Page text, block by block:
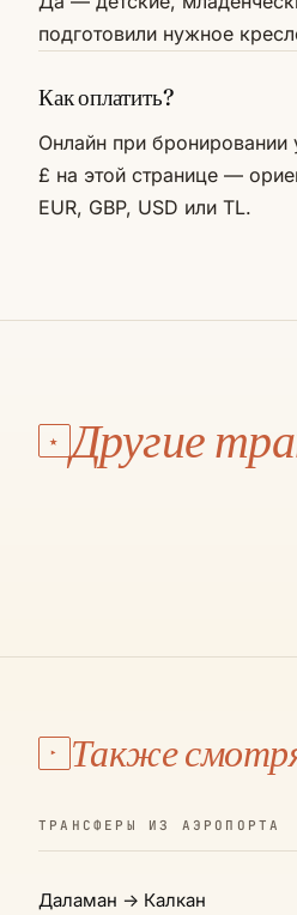
подготовили нужное
Как оплатить?
Онлайн при бронировании
£ на этой странице —
EUR, GBP, USD или TL.
★ Другие
Калкан
€145· 3 Ч 15 МИН
210 КМ
▸ Также
ТРАНСФЕРЫ ИЗ АЭРОПОРТА
Даламан → Калкан